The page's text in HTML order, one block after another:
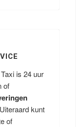
is 24 uur
of
Uiteraard kunt
of